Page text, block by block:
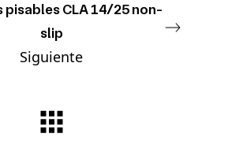
pisables CLA 14/25 non-
slip
Siguiente